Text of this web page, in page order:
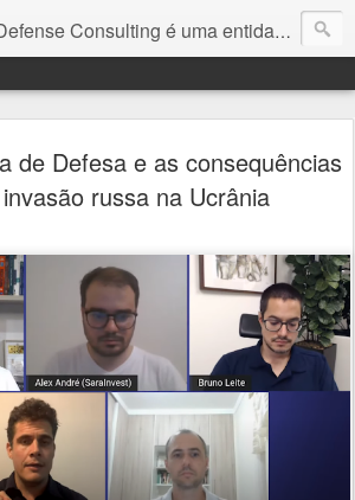
lucrativos que se dedica a produzir e divulgar notícias e análises sobre as Empresas de Defesa. Não somos jornalistas e nem este é um blog jornalístico.
de Defesa e as consequências
russa na Ucrânia